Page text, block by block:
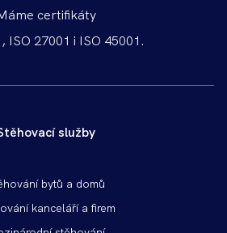
certifikáty
ISO 27001 i ISO 45001.
služby
bytů a domů
kanceláří a firem